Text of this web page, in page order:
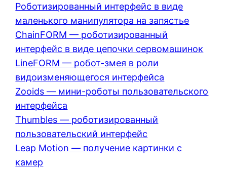
Роботизированный интерфейс в виде
маленького манипулятора на запястье
ChainFORM — роботизированный
интерфейс в виде цепочки сервомашинок
LineFORM — робот-змея в роли
видоизменяющегося интерфейса
Zooids — мини-роботы пользовательского
интерфейса
Thumbles — роботизированный
пользовательский интерфейс
Leap Motion — получение картинки с
камер